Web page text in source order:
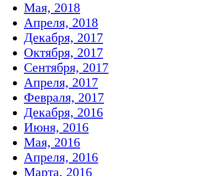
Мая, 2018
Апреля, 2018
Декабря, 2017
Октября, 2017
Сентября, 2017
Апреля, 2017
Февраля, 2017
Декабря, 2016
Июня, 2016
Мая, 2016
Апреля, 2016
Марта, 2016